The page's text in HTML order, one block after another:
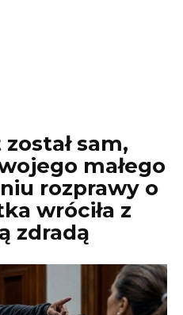
sam,
małego
rozprawy o
wróciła z
zdradą